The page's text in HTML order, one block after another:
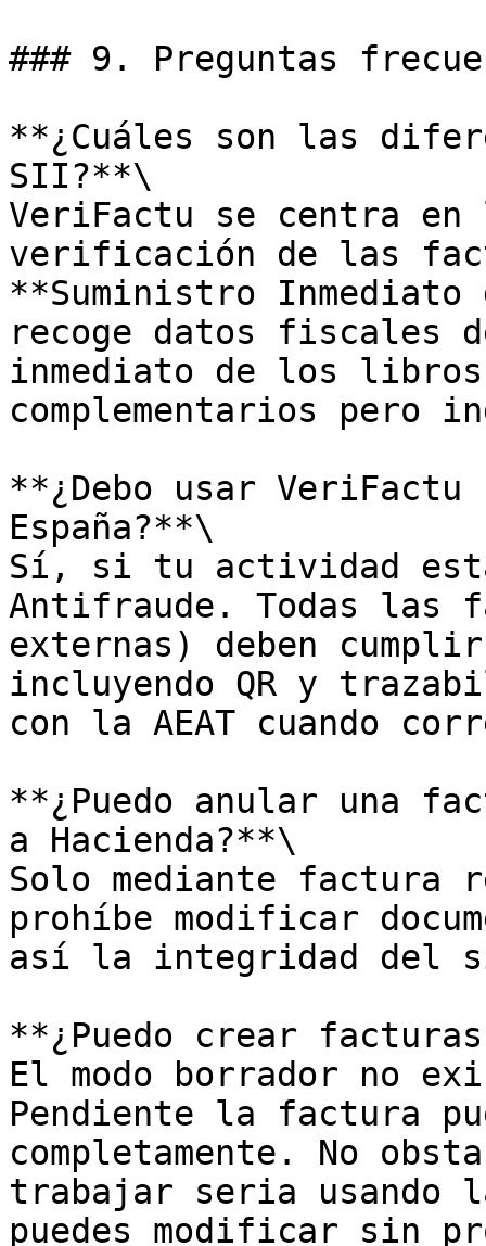
### 9. Preguntas
**¿Cuáles son las
SII?**\
VeriFactu se centra
verificación de las
**Suministro
recoge datos fiscales
inmediato de los libros
complementarios pero
**¿Debo usar
España?**\
Sí, si tu actividad
Antifraude. Todas las
externas) deben
incluyendo QR y
con la AEAT cuando
**¿Puedo anular una
a Hacienda?**\
Solo mediante factura
prohíbe modificar
así la integridad del
**¿Puedo crear
El modo borrador no
Pendiente la factura
completamente. No
trabajar seria usando
puedes modificar sin